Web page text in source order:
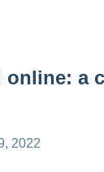
online: a
2022